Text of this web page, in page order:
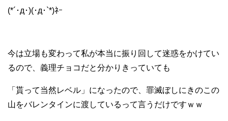
(*´･д･)(･д･`*)ﾈｰ
今は立場も変わって私が本当に振り回して迷惑をかけてい
るので、義理チョコだと分かりきっていても
「貰って当然レベル」になったので、罪滅ぼしにきのこの
山をバレンタインに渡しているって言うだけですｗｗ